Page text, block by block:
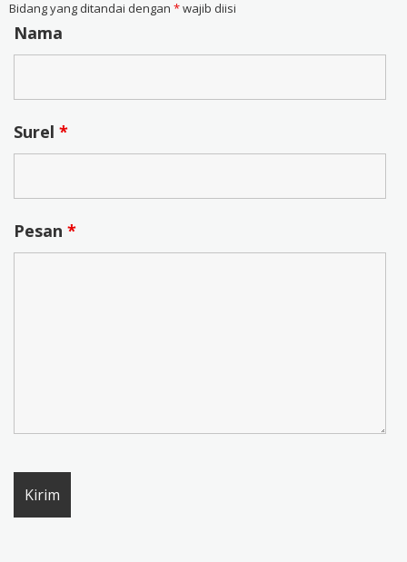
Bidang yang ditandai dengan *wajib diisi
Nama
Surel *
Pesan *